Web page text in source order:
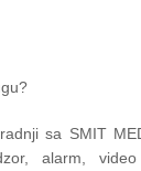
sa SMIT
alarm,